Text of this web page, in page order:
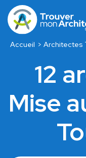
Accueil Architectes
12
Mise